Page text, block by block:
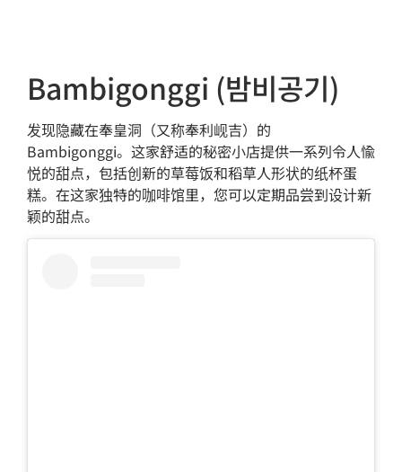
Bambigonggi (밤비공기)
发现隐藏在奉皇洞（又称奉利岘吉）的
Bambigonggi。这家舒适的秘密小店提供一系列令人愉
悦的甜点，包括创新的草莓饭和稻草人形状的纸杯蛋
糕。在这家独特的咖啡馆里，您可以定期品尝到设计新
颖的甜点。